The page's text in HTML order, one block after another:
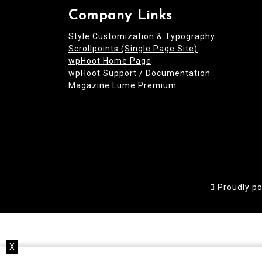
Company Links
Style Customization & Typography
Scrollpoints (Single Page Site)
wpHoot Home Page
wpHoot Support / Documentation
Magazine Lume Premium
Proudly
X